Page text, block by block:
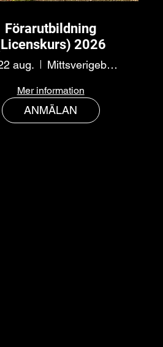
Förarutbildning
2026
aug. Mittsverigebanan
Mer information
ANMÄLAN